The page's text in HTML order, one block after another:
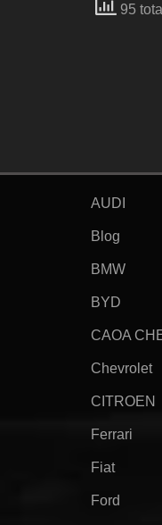
95
AUDI
Blog
BMW
BYD
CAOA
Chevrolet
CITROEN
Ferrari
Fiat
Ford